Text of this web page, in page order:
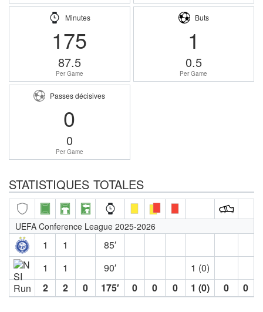
Minutes
175
87.5
Per Game
Buts
1
0.5
Per Game
Passes décisives
0
0
Per Game
STATISTIQUES TOTALES
UEFA Conference League 2025-2026
1 1
85′
1
1 90′
1 (0)
2
2 0 175′ 0 0 0 1 (0) 0 0